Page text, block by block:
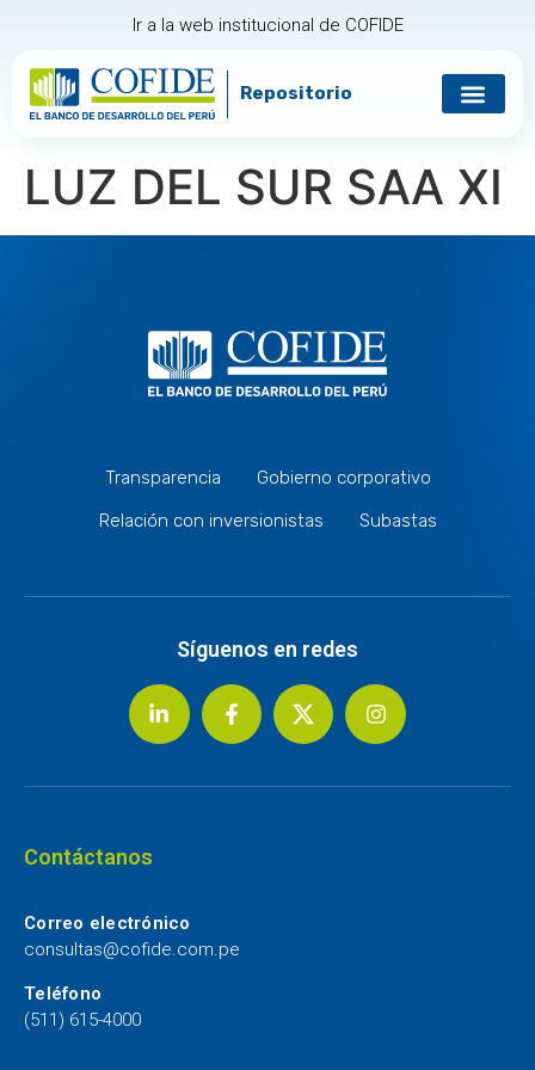
Ir a la web institucional de COFIDE
Repositorio
LUZ DEL SUR SAA XI
Transparencia
Gobierno corporativo
Relación con inversionistas
Subastas
Síguenos en redes
Contáctanos
Correo electrónico
consultas@cofide.com.pe
Teléfono
(511) 615-4000